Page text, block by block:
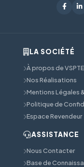
LA SOCIÉTÉ
À propos de
Nos Réalisations
Mentions Légales
Politique de
Espace Revendeur
ASSISTANCE
Nous Contacter
Base de